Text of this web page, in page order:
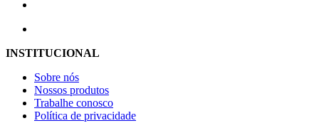
INSTITUCIONAL
Sobre nós
Nossos produtos
Trabalhe conosco
Política de privacidade